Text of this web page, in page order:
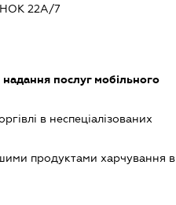
22А/7
надання послуг мобільного
в неспеціалізованих
продуктами харчування в